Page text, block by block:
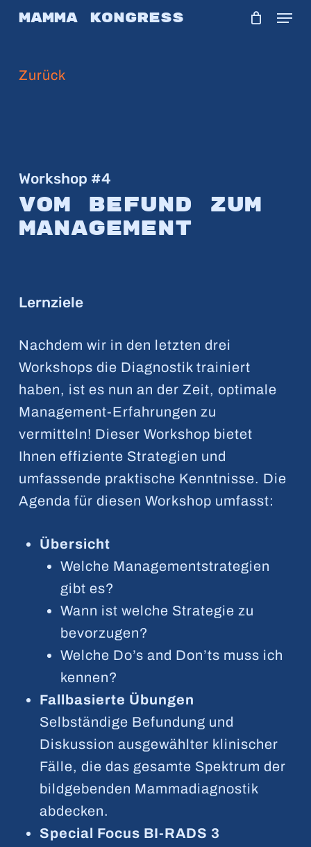
Skip
content
Mamma Kongress Menu
Zurück
Workshop #4
Vom Befund zum
Management
Lernziele
Nachdem wir in den letzten drei
Workshops die Diagnostik trainiert
haben, ist es nun an der Zeit, optimale
Management-Erfahrungen zu
vermitteln! Dieser Workshop bietet
Ihnen effiziente Strategien und
umfassende praktische Kenntnisse. Die
Agenda für diesen Workshop umfasst:
Übersicht
Welche Managementstrategien
gibt es?
Wann ist welche Strategie zu
bevorzugen?
Welche Do’s and Don’ts muss ich
kennen?
Fallbasierte Übungen
Selbständige Befundung und
Diskussion ausgewählter klinischer
Fälle, die das gesamte Spektrum der
bildgebenden Mammadiagnostik
abdecken.
Special Focus BI-RADS 3